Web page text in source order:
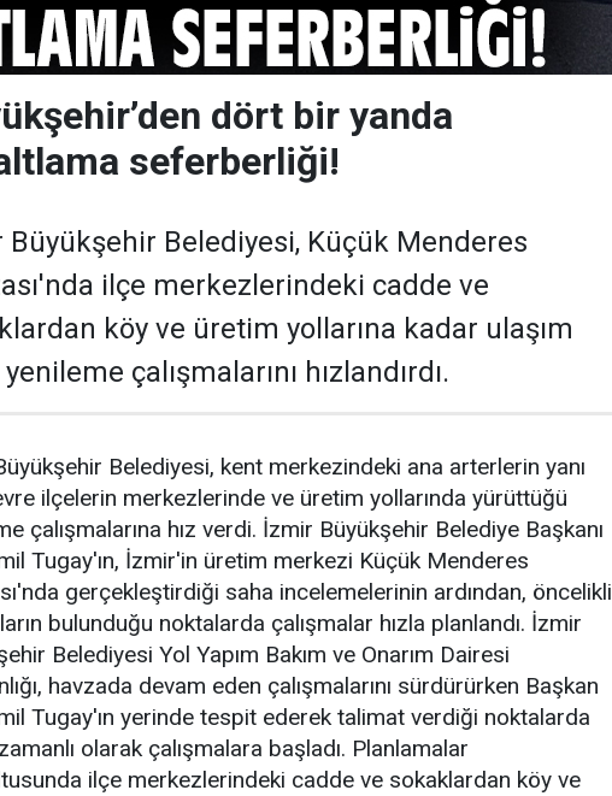
dört bir yanda
seferberliği!
Büyükşehir Belediyesi, Küçük Menderes
ilçe merkezlerindeki cadde ve
köy ve üretim yollarına kadar ulaşım
yenileme çalışmalarını hızlandırdı.
Belediyesi, kent merkezindeki ana arterlerin yanı
ilçelerin merkezlerinde ve üretim yollarında yürüttüğü
çalışmalarına hız verdi. İzmir Büyükşehir Belediye Başkanı
Tugay'ın, İzmir'in üretim merkezi Küçük Menderes
gerçekleştirdiği saha incelemelerinin ardından, öncelikli
bulunduğu noktalarda çalışmalar hızla planlandı. İzmir
Belediyesi Yol Yapım Bakım ve Onarım Dairesi
havzada devam eden çalışmalarını sürdürürken Başkan
Tugay'ın yerinde tespit ederek talimat verdiği noktalarda
olarak çalışmalara başladı. Planlamalar
ilçe merkezlerindeki cadde ve sokaklardan köy ve